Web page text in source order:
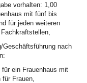
vorhalten: 1,00
mit fünf bis
für jeden weiteren
Geschäftsführung nach
ein Frauenhaus mit
Frauen,